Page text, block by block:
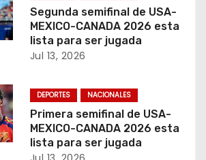
Segunda semifinal de USA-
MEXICO-CANADA 2026 esta
lista para ser jugada
Jul 13, 2026
DEPORTES NACIONALES
Primera semifinal de USA-
MEXICO-CANADA 2026 esta
lista para ser jugada